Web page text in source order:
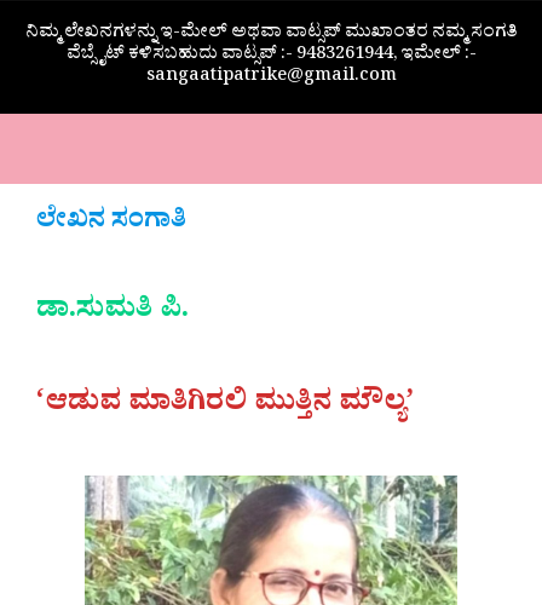
ನಿಮ್ಮ ಲೇಖನಗಳನ್ನು ಇ-ಮೇಲ್ ಅಥವಾ ವಾಟ್ಸಪ್ ಮುಖಾಂತರ ನಮ್ಮ ಸಂಗತಿ
ವೆಬ್ಸೈಟ್ ಕಳಿಸಬಹುದು ವಾಟ್ಸಪ್‌ :- 9483261944, ಇಮೇಲ್ :-
sangaatipatrike@gmail.com
ಲೇಖನ ಸಂಗಾತಿ
ಡಾ.ಸುಮತಿ ಪಿ.
‘ಆಡುವ ಮಾತಿಗಿರಲಿ ಮುತ್ತಿನ ಮೌಲ್ಯ’